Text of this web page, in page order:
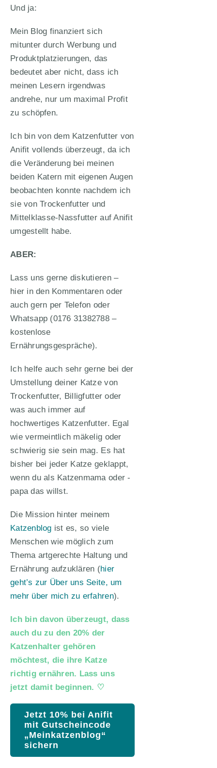
Und ja:
Mein Blog finanziert sich
mitunter durch Werbung und
Produktplatzierungen, das
bedeutet aber nicht, dass ich
meinen Lesern irgendwas
andrehe, nur um maximal Profit
zu schöpfen.
Ich bin von dem Katzenfutter von
Anifit vollends überzeugt, da ich
die Veränderung bei meinen
beiden Katern mit eigenen Augen
beobachten konnte nachdem ich
sie von Trockenfutter und
Mittelklasse-Nassfutter auf Anifit
umgestellt habe.
ABER:
Lass uns gerne diskutieren –
hier in den Kommentaren oder
auch gern per Telefon oder
Whatsapp (0176 31382788 –
kostenlose
Ernährungsgespräche).
Ich helfe auch sehr gerne bei der
Umstellung deiner Katze von
Trockenfutter, Billigfutter oder
was auch immer auf
hochwertiges Katzenfutter. Egal
wie vermeintlich mäkelig oder
schwierig sie sein mag. Es hat
bisher bei jeder Katze geklappt,
wenn du als Katzenmama oder -
papa das willst.
Die Mission hinter meinem
Katzenblog ist es, so viele
Menschen wie möglich zum
Thema artgerechte Haltung und
Ernährung aufzuklären (hier
geht’s zur Über uns Seite, um
mehr über mich zu erfahren).
Ich bin davon überzeugt, dass
auch du zu den 20% der
Katzenhalter gehören
möchtest, die ihre Katze
richtig ernähren. Lass uns
jetzt damit beginnen. ♡
Jetzt 10% bei Anifit
mit Gutscheincode
„Meinkatzenblog“
sichern